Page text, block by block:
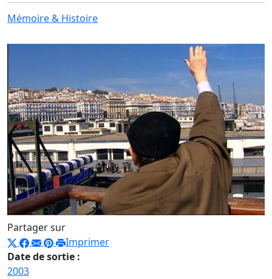
Mémoire & Histoire
Partager sur
Imprimer
Date de sortie :
2003